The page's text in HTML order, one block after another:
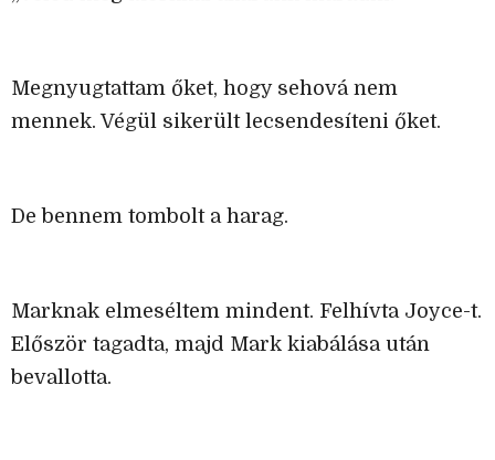
Megnyugtattam őket, hogy sehová nem
mennek. Végül sikerült lecsendesíteni őket.
De bennem tombolt a harag.
Marknak elmeséltem mindent. Felhívta Joyce-t.
Először tagadta, majd Mark kiabálása után
bevallotta.